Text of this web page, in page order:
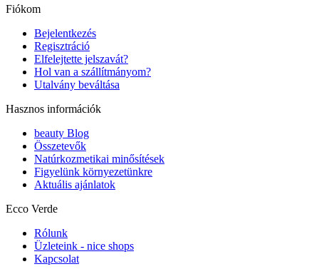
Fiókom
Bejelentkezés
Regisztráció
Elfelejtette jelszavát?
Hol van a szállítmányom?
Utalvány beváltása
Hasznos információk
beauty Blog
Összetevők
Natúrkozmetikai minősítések
Figyelünk környezetünkre
Aktuális ajánlatok
Ecco Verde
Rólunk
Üzleteink - nice shops
Kapcsolat